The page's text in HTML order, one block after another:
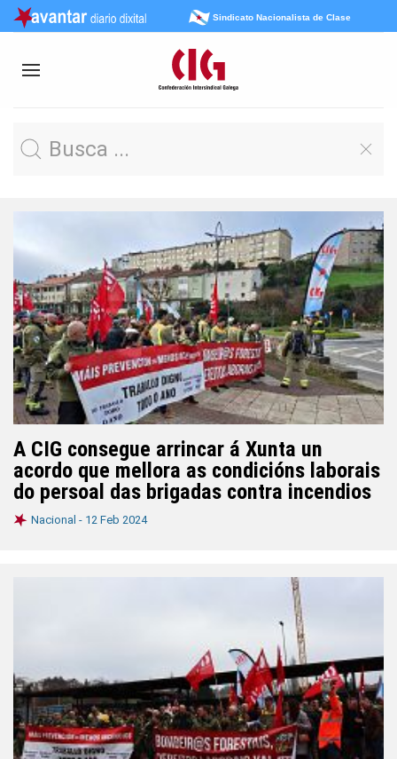
Sindicato Nacionalista de Clase
A CIG consegue arrincar á Xunta un
acordo que mellora as condicións laborais
do persoal das brigadas contra incendios
Nacional - 12 Feb 2024